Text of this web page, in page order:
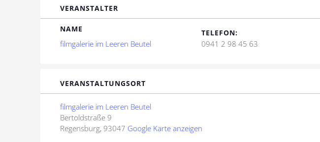
VERANSTALTER
NAME
filmgalerie im Leeren Beutel
TELEFON:
0941 2 98 45 63
VERANSTALTUNGSORT
filmgalerie im Leeren Beutel
Bertoldstraße 9
Regensburg, 93047 Google Karte anzeigen